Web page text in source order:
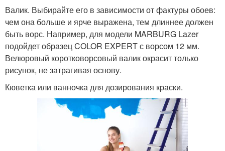
Валик. Выбирайте его в зависимости от фактуры обоев:
чем она больше и ярче выражена, тем длиннее должен
быть ворс. Например, для модели MARBURG Lazer
подойдет образец COLOR EXPERT с ворсом 12 мм.
Велюровый коротковорсовый валик окрасит только
рисунок, не затрагивая основу.
Кюветка или ванночка для дозирования краски.